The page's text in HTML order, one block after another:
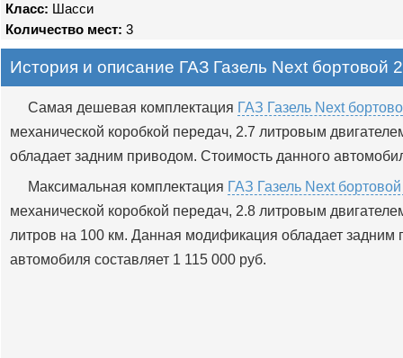
Класс: Шасси
Количество мест: 3
История и описание ГАЗ Газель Next бортовой
Самая дешевая комплектация ГАЗ Газель Next
механической коробкой передач, 2.7 литровым
обладает задним приводом. Стоимость данного
Максимальная комплектация ГАЗ Газель Next
механической коробкой передач, 2.8 литровым
литров на 100 км. Данная модификация обладает задним
автомобиля составляет 1 115 000 руб.